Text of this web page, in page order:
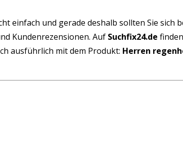
einfach und gerade deshalb sollten Sie sich
Kundenrezensionen. Auf Suchfix24.de
ausführlich mit dem Produkt: Herren